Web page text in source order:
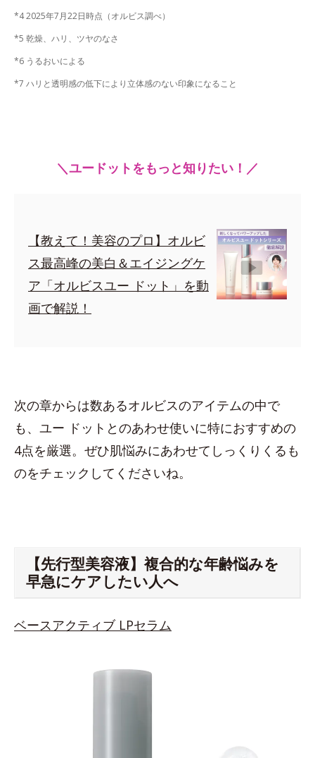
*4 2025年7月22日時点（オルビス調べ）
*5 乾燥、ハリ、ツヤのなさ
*6 うるおいによる
*7 ハリと透明感の低下により立体感のない印象になること
＼ユードットをもっと知りたい！／
【教えて！美容のプロ】オルビ
ス最高峰の美白＆エイジングケ
ア「オルビスユー ドット」を動
画で解説！
次の章からは数あるオルビスのアイテムの中で
も、ユー ドットとのあわせ使いに特におすすめの
4点を厳選。ぜひ肌悩みにあわせてしっくりくるも
のをチェックしてくださいね。
【先行型美容液】複合的な年齢悩みを
早急にケアしたい人へ
ベースアクティブ LPセラム